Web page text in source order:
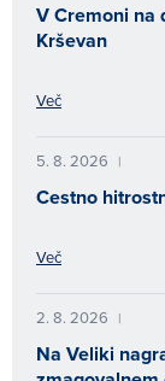
V Cremoni na
Krševan
Več
5. 8. 2026 |
Cestno
Več
2. 8. 2026 |
Na Veliki